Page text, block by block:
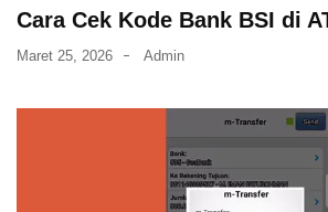
Cara Cek Kode Bank BSI di
Maret 25, 2026 Admin